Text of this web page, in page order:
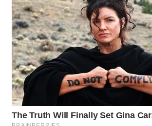
LIKUPANG
WN
LABUANBAJO
WN
BORNEO
Wahana
Media
Group